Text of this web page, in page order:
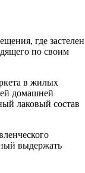
где застелен
по своим
в жилых
домашней
лаковый состав
выдержать